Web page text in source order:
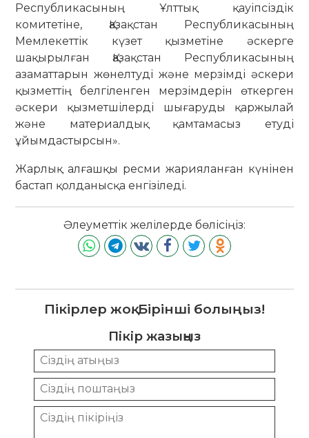
Республикасының Ұлттық қауіпсіздік
комитетіне, Қазақстан Республикасының
Мемлекеттік күзет қызметіне әскерге
шақырылған Қазақстан Республикасының
азаматтарын жөнелтуді және мерзімді әскери
қызметтің белгіленген мерзімдерін өткерген
әскери қызметшілерді шығаруды қаржылай
және материалдық қамтамасыз етуді
ұйымдастырсын».
Жарлық алғашқы ресми жарияланған күнінен
бастап қолданысқа енгізіледі.
Әлеуметтік желілерде бөлісіңіз:
Пікірлер жоқ. Бірінші болыңыз!
Пікір жазыңыз